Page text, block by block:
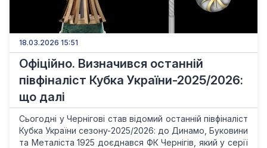
18.03.2026 15:51
Офіційно. Визначився останній
півфіналіст Кубка України-2025/2026:
що далі
Сьогодні у Чернігові став відомий останній півфіналіст
Кубка України сезону-2025/2026: до Динамо, Буковини
та Металіста 1925 доєднався ФК Чернігів, який у серії